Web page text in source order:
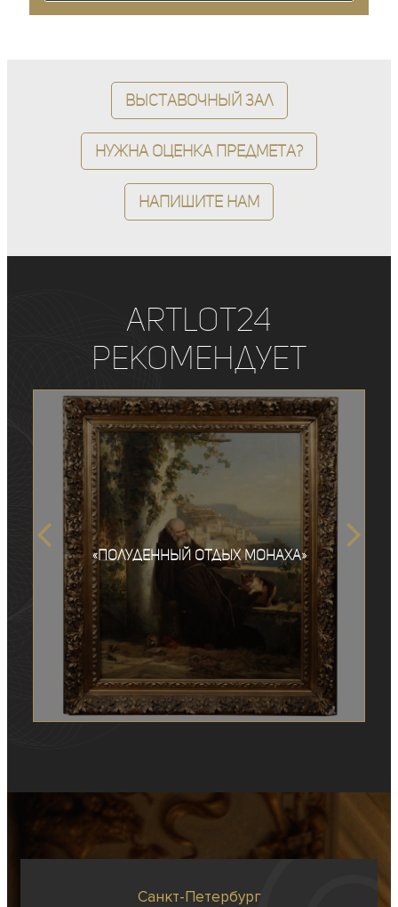
Выставочный зал
Нужна оценка предмета?
Напишите нам
ArtLot24
рекомендует
«Полуденный отдых монаха»
Санкт-Петербург